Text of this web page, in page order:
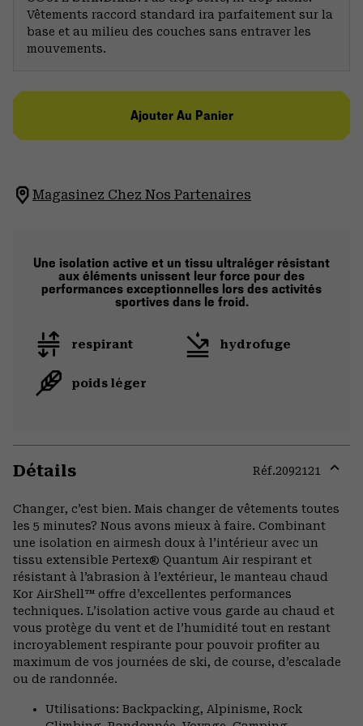
Vêtements raccord standard ira parfaitement sur la
base et au milieu des couches sans entraver les
mouvements.
Ajouter Au Panier
Magasinez Chez Nos Partenaires
Une isolation active et un tissu ultraléger résistant
aux éléments unissent leur force pour des
performances exceptionnelles lors des activités
sportives dans le froid.
respirant hydrofuge
poids léger
Détails Réf.2092121
Changer, c’est bien. Mais changer de vêtements toutes
les 5 minutes? Nous avons mieux à faire. Combinant
une isolation en airmesh doux à l’intérieur avec un
tissu extensible Pertex® Quantum Air respirant et
résistant à l’abrasion à l’extérieur, le manteau chaud
Kor AirShell™ offre d’excellentes performances
techniques. L’isolation active vous garde au chaud et
vous protège du vent et de l’humidité tout en restant
incroyablement respirante pour pouvoir profiter au
maximum de vos journées de ski, de course, d’escalade
ou de randonnée.
Utilisations: Backpacking, Alpinisme, Rock